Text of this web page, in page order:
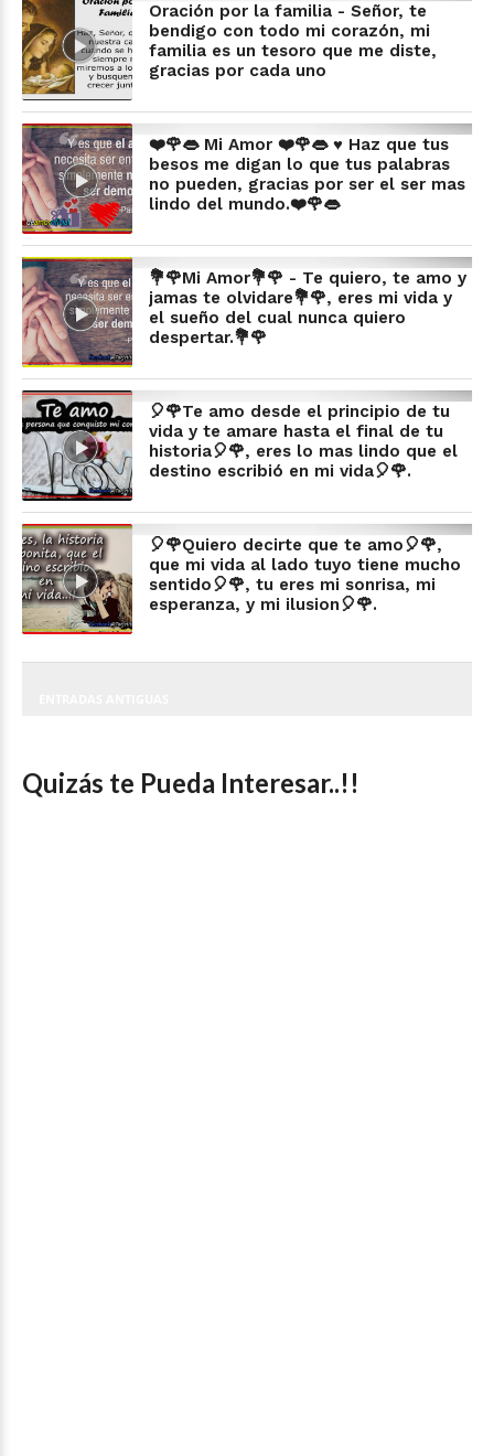
Oración por la familia - Señor, te
bendigo con todo mi corazón, mi
familia es un tesoro que me diste,
gracias por cada uno
❤️🌹👄 Mi Amor ❤️🌹👄 ♥ Haz que tus
besos me digan lo que tus palabras
no pueden, gracias por ser el ser mas
lindo del mundo.❤️🌹👄
💐🌹Mi Amor💐🌹 - Te quiero, te amo y
jamas te olvidare💐🌹, eres mi vida y
el sueño del cual nunca quiero
despertar.💐🌹
🎈🌹Te amo desde el principio de tu
vida y te amare hasta el final de tu
historia🎈🌹, eres lo mas lindo que el
destino escribió en mi vida🎈🌹.
🎈🌹Quiero decirte que te amo🎈🌹,
que mi vida al lado tuyo tiene mucho
sentido🎈🌹, tu eres mi sonrisa, mi
esperanza, y mi ilusion🎈🌹.
Quizás te Pueda Interesar..!!